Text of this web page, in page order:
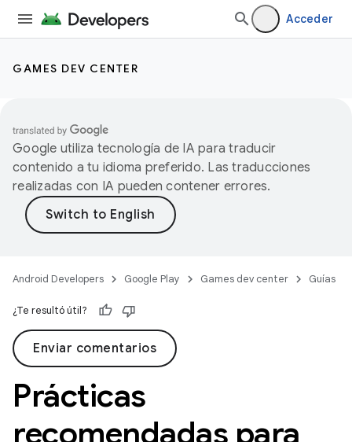
Acceder
GAMES DEV CENTER
Google utiliza tecnología de IA para traducir
contenido a tu idioma preferido. Las traducciones
realizadas con IA pueden contener errores.
Android Developers Google Play Games dev center Guías
¿Te resultó útil?
Enviar comentarios
Prácticas
recomendadas para